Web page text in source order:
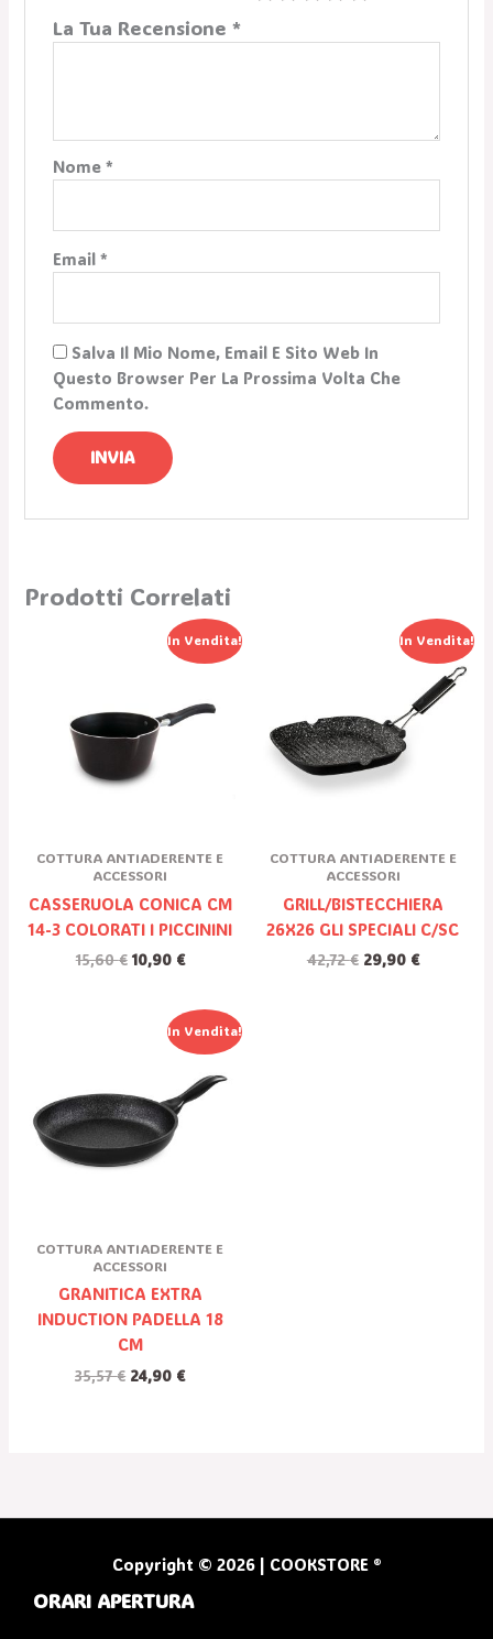
La Tua Recensione *
Nome *
Email *
Salva Il Mio Nome, Email E Sito Web In
Questo Browser Per La Prossima Volta Che
Commento.
Prodotti Correlati
In Vendita!
COTTURA ANTIADERENTE E
ACCESSORI
CASSERUOLA CONICA CM
14-3 COLORATI I PICCININI
15,60€
Prezzo
15,60 €.
10,90 €
Il
Prezzo
10,90 €.
In Vendita!
COTTURA ANTIADERENTE E
ACCESSORI
GRILL/BISTECCHIERA
26X26 GLI SPECIALI C/SC
42,72€
Prezzo
42,72 €.
29,90 €
Il
Prezzo
Attuale
È:
29,90 €.
In Vendita!
COTTURA ANTIADERENTE E
ACCESSORI
GRANITICA EXTRA
INDUCTION PADELLA 18
CM
35,57€
Prezzo
35,57 €.
24,90 €
Il
Prezzo
È:
24,90 €.
Copyright © 2026 | COOKSTORE ®
ORARI APERTURA